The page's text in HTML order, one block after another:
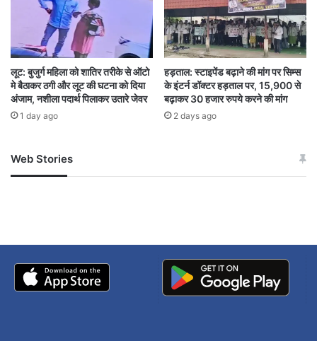
लूट: बुजुर्ग महिला को शातिर तरीके से ऑटो
मे बैठाकर ठगी और लूट की घटना को दिया
अंजाम, नशीला पदार्थ पिलाकर उतारे जेवर
1 day ago
हड़ताल: स्टाइपेंड बढ़ाने की मांग पर सिम्स
के इंटर्न डॉक्टर हड़ताल पर, 15,900 से
बढ़ाकर 30 हजार रुपये करने की मांग
2 days ago
Web Stories
जम्मू-कश्मीर में बारिश से
अपडेट
खाई में धक्का… आरोपियों ने